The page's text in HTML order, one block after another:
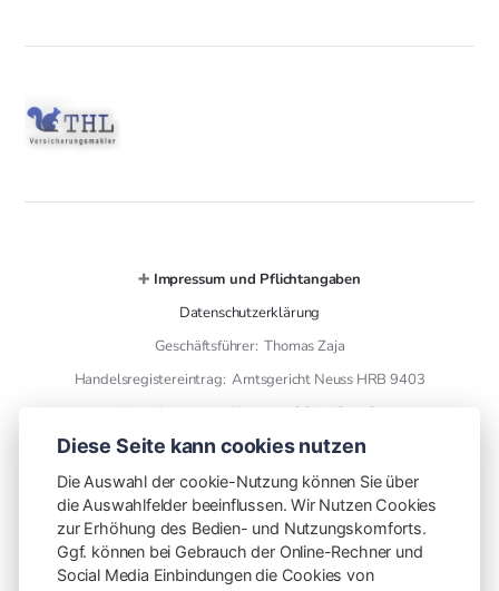
➕ Impressum und Pflichtangaben
Datenschutzerklärung
Geschäftsführer: Thomas Zaja
Handelsregistereintrag: Amtsgericht Neuss HRB 9403
Versicherungsmakler gem. § 34 d GewO
➕ Kontaktdaten
THL Versicherungsmakler GmbH
finanzen mit plan
Otto Wels Str. 8
Diese Seite kann cookies nutzen
Die Auswahl der cookie-Nutzung können Sie über
die Auswahlfelder beeinflussen. Wir Nutzen Cookies
zur Erhöhung des Bedien- und Nutzungskomforts.
Ggf. können bei Gebrauch der Online-Rechner und
Social Media Einbindungen die Cookies von